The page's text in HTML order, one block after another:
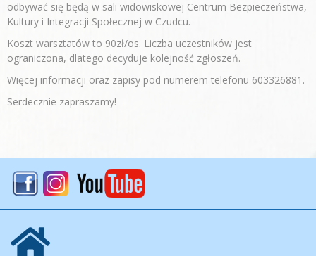
odbywać się będą w sali widowiskowej Centrum Bezpieczeństwa,
Kultury i Integracji Społecznej w Czudcu.
Koszt warsztatów to 90zł/os. Liczba uczestników jest
ograniczona, dlatego decyduje kolejność zgłoszeń.
Więcej informacji oraz zapisy pod numerem telefonu 603326881.
Serdecznie zapraszamy!